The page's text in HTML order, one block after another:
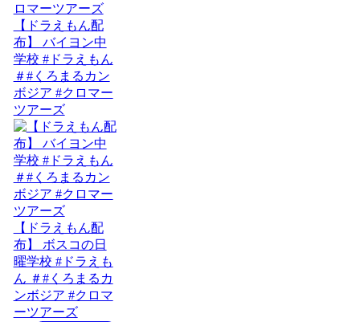
【ドラえもん配
布】 バイヨン中
学校 #ドラえもん
＃#くろまるカン
ボジア #クロマー
ツアーズ
【ドラえもん配
布】 ボスコの日
曜学校 #ドラえも
ん ＃#くろまるカ
ンボジア #クロマ
ーツアーズ